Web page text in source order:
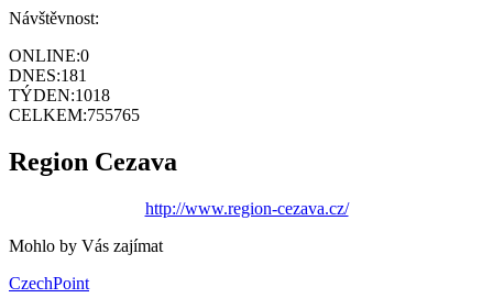
Návštěvnost:
ONLINE:0
DNES:181
TÝDEN:1018
CELKEM:755765
Region Cezava
http://www.region-cezava.cz/
Mohlo by Vás zajímat
CzechPoint